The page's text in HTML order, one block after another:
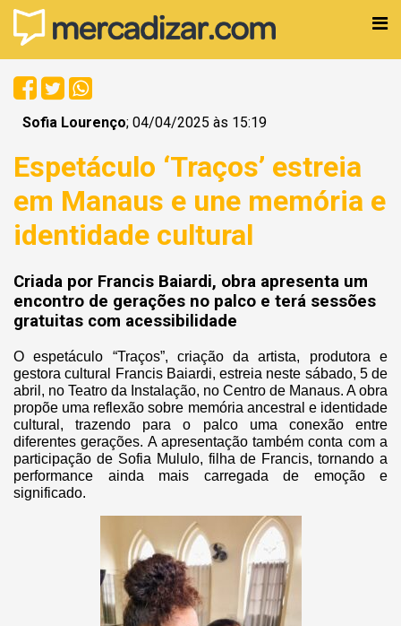
Sofia Lourenço; 04/04/2025 às 15:19
Espetáculo ‘Traços’ estreia
em Manaus e une memória e
identidade cultural
Criada por Francis Baiardi, obra apresenta um
encontro de gerações no palco e terá sessões
gratuitas com acessibilidade
O espetáculo “Traços”, criação da artista, produtora e
gestora cultural Francis Baiardi, estreia neste sábado, 5 de
abril, no Teatro da Instalação, no Centro de Manaus. A obra
propõe uma reflexão sobre memória ancestral e identidade
cultural, trazendo para o palco uma conexão entre
diferentes gerações. A apresentação também conta com a
participação de Sofia Mululo, filha de Francis, tornando a
performance ainda mais carregada de emoção e
significado.